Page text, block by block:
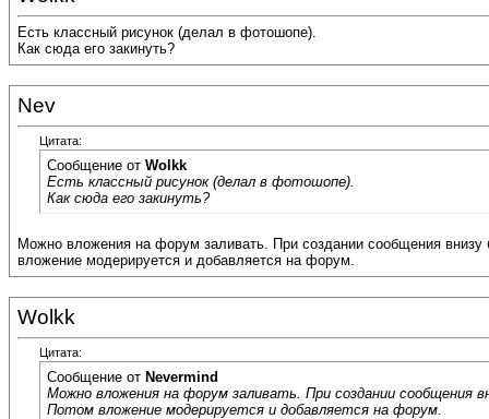
Есть классный рисунок (делал в фотошопе).
Как сюда его закинуть?
Nev
Цитата:
Сообщение от Wolkk
Есть классный рисунок (делал в фотошопе).
Как сюда его закинуть?
Можно вложения на форум заливать. При создании сообщения
вложение модерируется и добавляется на форум.
Wolkk
Цитата:
Сообщение от Nevermind
Можно вложения на форум заливать. При создании сообщения
Потом вложение модерируется и добавляется на форум.